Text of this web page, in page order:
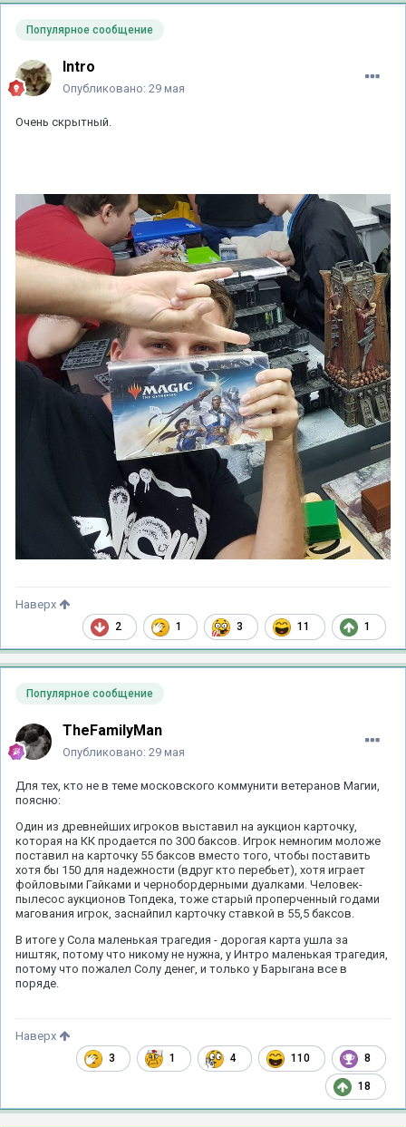
Популярное сообщение
Intro
Опубликовано: 29 мая
Очень скрытный.
2 1 3 11 1
Наверх
Популярное сообщение
TheFamilyMan
Опубликовано: 29 мая
Для тех, кто не в теме московского коммунити ветеранов Магии,
поясню:
Один из древнейших игроков выставил на аукцион карточку,
которая на КК продается по 300 баксов. Игрок немногим моложе
поставил на карточку 55 баксов вместо того, чтобы поставить
хотя бы 150 для надежности (вдруг кто перебьет), хотя играет
фойловыми Гайками и чернобордерными дуалками. Человек-
пылесос аукционов Топдека, тоже старый проперченный годами
магования игрок, заснайпил карточку ставкой в 55,5 баксов.
В итоге у Сола маленькая трагедия - дорогая карта ушла за
ништяк, потому что никому не нужна, у Интро маленькая трагедия,
потому что пожалел Солу денег, и только у Барыгана все в
поряде.
3 1 4 110 8
18
Наверх